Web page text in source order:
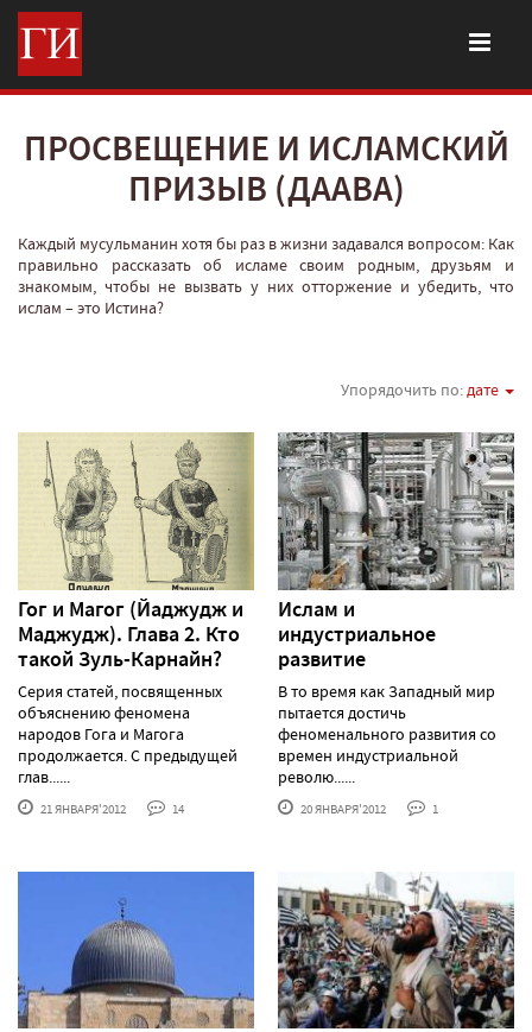
ПРОСВЕЩЕНИЕ И ИСЛАМСКИЙ
ПРИЗЫВ (ДААВА)
Каждый мусульманин хотя бы раз в жизни задавался вопросом: Как
правильно рассказать об исламе своим родным, друзьям и
знакомым, чтобы не вызвать у них отторжение и убедить, что
ислам – это Истина?
Упорядочить по:дате
Гог и Магог (Йаджудж и
Маджудж). Глава 2. Кто
такой Зуль-Карнайн?
Серия статей, посвященных
объяснению феномена
народов Гога и Магога
продолжается. С предыдущей
глав......
21 ЯНВАРЯ'2012 14
Ислам и
индустриальное
развитие
В то время как Западный мир
пытается достичь
феноменального развития со
времен индустриальной
револю......
20 ЯНВАРЯ'2012 1